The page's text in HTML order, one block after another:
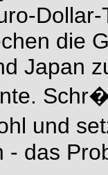
die
Japan
und
- das